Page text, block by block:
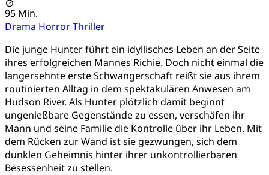
95 Min.
Drama HorrorThriller
Die junge Hunter führt ein idyllisches Leben an der Seite
ihres erfolgreichen Mannes Richie. Doch nicht einmal die
langersehnte erste Schwangerschaft reißt sie aus ihrem
routinierten Alltag in dem spektakulären Anwesen am
Hudson River. Als Hunter plötzlich damit beginnt
ungenießbare Gegenstände zu essen, verschäfen ihr
Mann und seine Familie die Kontrolle über ihr Leben. Mit
dem Rücken zur Wand ist sie gezwungen, sich dem
dunklen Geheimnis hinter ihrer unkontrollierbaren
Besessenheit zu stellen.